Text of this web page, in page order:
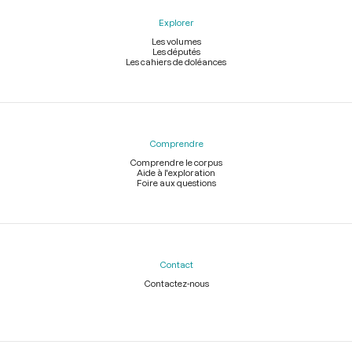
Explorer
Les volumes
Les députés
Les cahiers de doléances
Comprendre
Comprendre le corpus
Aide à l'exploration
Foire aux questions
Contact
Contactez-nous
Légal